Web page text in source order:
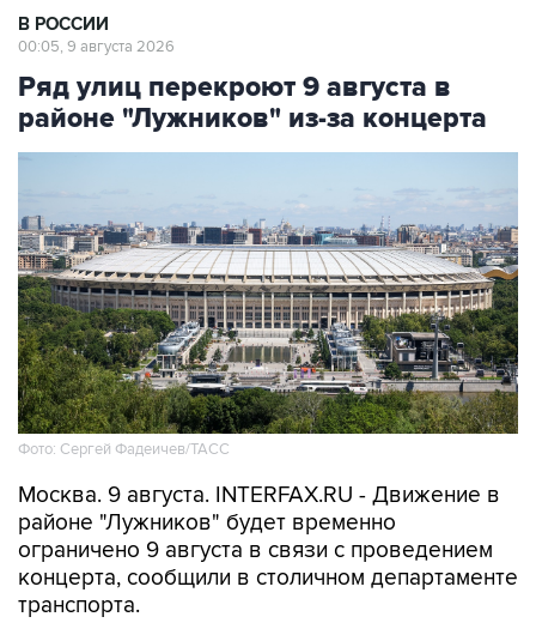
В РОССИИ
00:05, 9 августа 2026
Ряд улиц перекроют 9 августа в
районе "Лужников" из-за концерта
Фото: Сергей Фадеичев/ТАСС
Москва. 9 августа. INTERFAX.RU - Движение в
районе "Лужников" будет временно
ограничено 9 августа в связи с проведением
концерта, сообщили в столичном департаменте
транспорта.